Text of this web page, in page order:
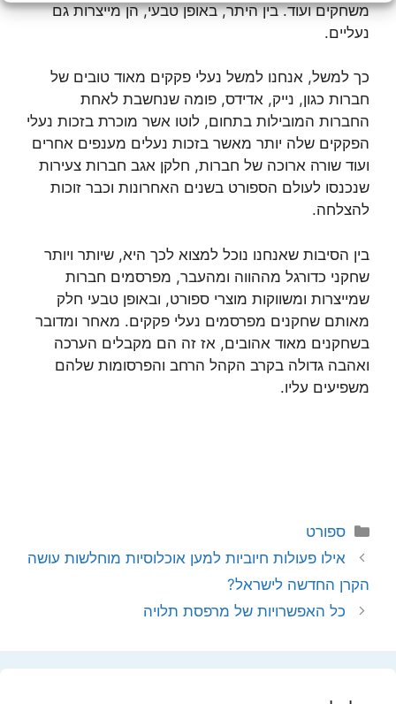
משחקים ועוד. בין היתר, באופן טבעי, הן מייצרות גם
נעליים.
כך למשל, אנחנו למשל נעלי פקקים מאוד טובים של
חברות כגון, נייק, אדידס, פומה שנחשבת לאחת
החברות המובילות בתחום, לוטו אשר מוכרת בזכות נעלי
הפקקים שלה יותר מאשר בזכות נעלים מענפים אחרים
ועוד שורה ארוכה של חברות, חלקן אגב חברות צעירות
שנכנסו לעולם הספורט בשנים האחרונות וכבר זוכות
להצלחה.
בין הסיבות שאנחנו נוכל למצוא לכך היא, שיותר ויותר
שחקני כדורגל מההווה ומהעבר, מפרסמים חברות
שמייצרות ומשווקות מוצרי ספורט, ובאופן טבעי חלק
מאותם שחקנים מפרסמים נעלי פקקים. מאחר ומדובר
בשחקנים מאוד אהובים, אז זה הם מקבלים הערכה
ואהבה גדולה בקרב הקהל הרחב והפרסומות שלהם
משפיעים עליו.
קטגוריות
ספורט
אילו פעולות חיוביות למען אוכלוסיות מוחלשות עושה
הקרן החדשה לישראל?
כל האפשרויות של מרפסת תלויה